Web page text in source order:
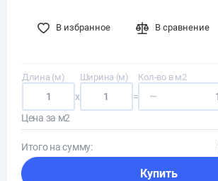
В избранное В сравнение
Длина (м)
x
Ширина (м)
=
Кол-во в м2
—
Цена за м2
Итого на сумму:
Купить